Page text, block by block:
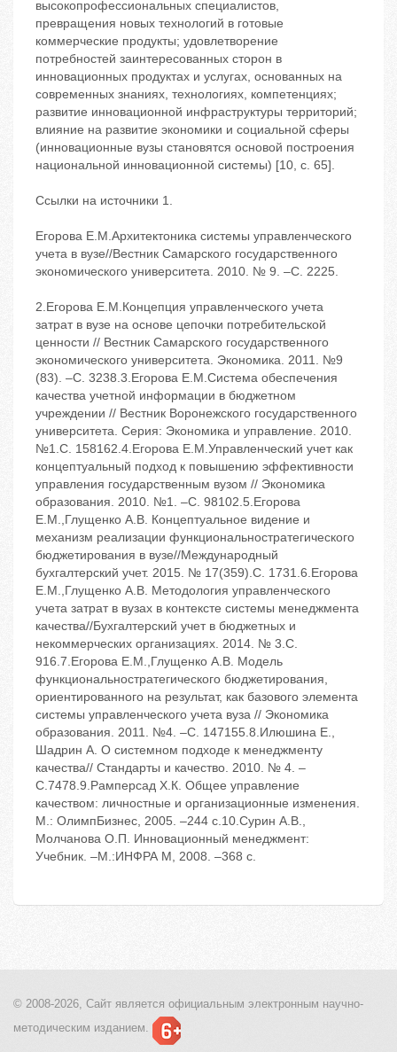
высокопрофессиональных специалистов,
превращения новых технологий в готовые
коммерческие продукты; удовлетворение
потребностей заинтересованных сторон в
инновационных продуктах и услугах, основанных на
современных знаниях, технологиях, компетенциях;
развитие инновационной инфраструктуры территорий;
влияние на развитие экономики и социальной сферы
(инновационные вузы становятся основой построения
национальной инновационной системы) [10, с. 65].
Ссылки на источники 1.
Егорова Е.М.Архитектоника системы управленческого
учета в вузе//Вестник Самарского государственного
экономического университета. 2010. № 9. –С. 2225.
2.Егорова Е.М.Концепция управленческого учета
затрат в вузе на основе цепочки потребительской
ценности // Вестник Самарского государственного
экономического университета. Экономика. 2011. №9
(83). –С. 3238.3.Егорова Е.М.Система обеспечения
качества учетной информации в бюджетном
учреждении // Вестник Воронежского государственного
университета. Серия: Экономика и управление. 2010.
№1.С. 158162.4.Егорова Е.М.Управленческий учет как
концептуальный подход к повышению эффективности
управления государственным вузом // Экономика
образования. 2010. №1. –С. 98102.5.Егорова
Е.М.,Глущенко А.В. Концептуальное видение и
механизм реализации функциональностратегического
бюджетирования в вузе//Международный
бухгалтерский учет. 2015. № 17(359).С. 1731.6.Егорова
Е.М.,Глущенко А.В. Методология управленческого
учета затрат в вузах в контексте системы менеджмента
качества//Бухгалтерский учет в бюджетных и
некоммерческих организациях. 2014. № 3.С.
916.7.Егорова Е.М.,Глущенко А.В. Модель
функциональностратегического бюджетирования,
ориентированного на результат, как базового элемента
системы управленческого учета вуза // Экономика
образования. 2011. №4. –С. 147155.8.Илюшина Е.,
Шадрин А. О системном подходе к менеджменту
качества// Стандарты и качество. 2010. № 4. –
С.7478.9.Рамперсад Х.К. Общее управление
качеством: личностные и организационные изменения.
М.: ОлимпБизнес, 2005. –244 с.10.Сурин А.В.,
Молчанова О.П. Инновационный менеджмент:
Учебник. –М.:ИНФРА М, 2008. –368 с.
© 2008-2026, Сайт является официальным электронным научно-
методическим изданием.